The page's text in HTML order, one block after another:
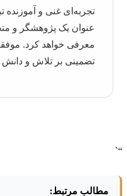
تجربه‌ای غنی و آموزنده
عنوان یک پژوهشگر و
معرفی خواهد کرد.
تضمینی بر تلاش و دانش
“`
مطالب مرتبط: